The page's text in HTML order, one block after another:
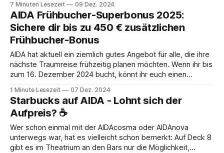
attraktiv wirken und alle Vorteile einer Pauschalreise bieten:
Sicherheit, Komfort und ein Ansprechpartner für alle
Eventualitäten. ALDI Reisen wird betrieben
7 Minuten Lesezeit 09 Dez. 2024
AIDA Frühbucher-Superbonus 2025:
Sichere dir bis zu 450 € zusätzlichen
Frühbucher-Bonus
AIDA hat aktuell ein ziemlich gutes Angebot für alle, die ihre
nächste Traumreise frühzeitig planen möchten. Wenn ihr bis
zum 16. Dezember 2024 bucht, könnt ihr euch einen
sichern. Das ist doch fast schon ein vorgezogenes
Weihnachtsgeschenk, oder? 🎄 Was bringt euch der
1 Minute Lesezeit 07 Dez. 2024
Starbucks auf AIDA - Lohnt sich der
Aufpreis? ☕
Wer schon einmal mit der AIDAcosma oder AIDAnova
unterwegs war, hat es vielleicht schon bemerkt: Auf Deck 8
gibt es im Theatrium an den Bars nur die Möglichkeit,